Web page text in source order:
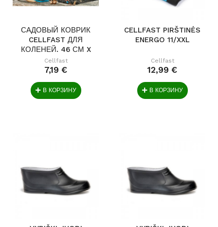
САДОВЫЙ КОВРИК
CELLFAST ДЛЯ
КОЛЕНЕЙ. 46 СМ X
28 С
Cellfast
7,19 €
В КОРЗИНУ
CELLFAST PIRŠTINĖS
ENERGO 11/XXL
Cellfast
12,99 €
В КОРЗИНУ